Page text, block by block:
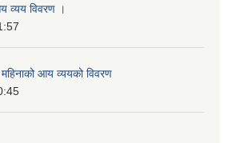
व्यय विवरण ।
आय व्ययको विवरण